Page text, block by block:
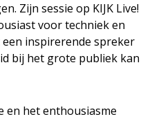
Zijn sessie op KIJK Live!
voor techniek en
inspirerende spreker
bij het grote publiek kan
en het enthousiasme